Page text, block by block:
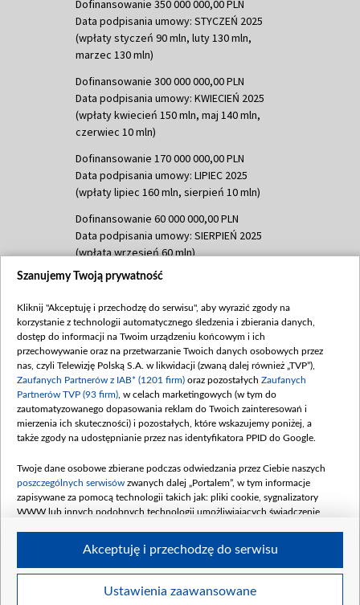
Dofinansowanie 350 000 000,00 PLN
Data podpisania umowy: STYCZEŃ 2025
(wpłaty styczeń 90 mln, luty 130 mln,
marzec 130 mln)
Dofinansowanie 300 000 000,00 PLN
Data podpisania umowy: KWIECIEŃ 2025
(wpłaty kwiecień 150 mln, maj 140 mln,
czerwiec 10 mln)
Dofinansowanie 170 000 000,00 PLN
Data podpisania umowy: LIPIEC 2025
(wpłaty lipiec 160 mln, sierpień 10 mln)
Dofinansowanie 60 000 000,00 PLN
Data podpisania umowy: SIERPIEŃ 2025
(wpłata wrzesień 60 mln)
Dofinansowanie 635 783 051,21 PLN
(wpłata wrzesień 100 mln, październik 350
mln, listopad 265 mln)
Dofinansowanie 48 862 000,00 PLN
Data podpisania umowy: GRUDZIEŃ 2025
(wpłata grudzień 60,548 mln)
Dofinansowanie 900 000 000,00 PLN
Data podpisania umowy: LUTY 2026 (wpłata
kwiecień 180 mln, 7 maja 180 mln, 8
czerwca 90 mln)
Dofinansowanie 250 000 000,00 PLN
4 sierpnia 250 mln
Szanujemy Twoją prywatność
Kliknij "Akceptuję i przechodzę do serwisu", aby wyrazić zgody na
korzystanie z technologii automatycznego śledzenia i zbierania danych,
dostęp do informacji na Twoim urządzeniu końcowym i ich
przechowywanie oraz na przetwarzanie Twoich danych osobowych przez
nas, czyli Telewizję Polską S.A. w likwidacji (zwaną dalej również „TVP”),
Zaufanych Partnerów z IAB* (1201 firm) oraz pozostałych Zaufanych
Partnerów TVP (93 firm) , w celach marketingowych (w tym do
zautomatyzowanego dopasowania reklam do Twoich zainteresowań i
mierzenia ich skuteczności) i pozostałych, które wskazujemy poniżej, a
także zgody na udostępnianie przez nas identyfikatora PPID do Google.
Twoje dane osobowe zbierane podczas odwiedzania przez Ciebie naszych
poszczególnych serwisów zwanych dalej „Portalem”, w tym informacje
zapisywane za pomocą technologii takich jak: pliki cookie, sygnalizatory
WWW lub innych podobnych technologii umożliwiających świadczenie
Twoje dane osobowe zbierane podczas odwiedzania przez Ciebie
Ustawienia zaawansowane
Akceptuję i przechodzę do serwisu